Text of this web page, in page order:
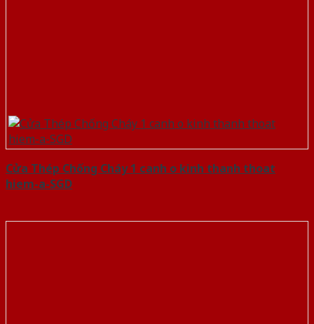
Cửa Thép Chống Cháy 1 canh o kinh thanh thoat
hiem-a-SGD